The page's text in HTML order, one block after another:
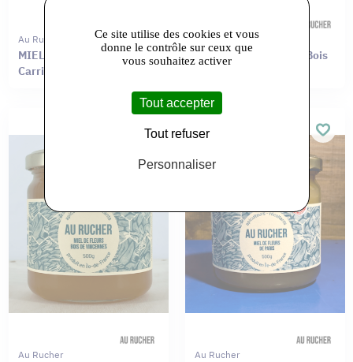
Au Rucher
MIEL DE PRINTEMPS
Carrière des temps perdus
Au Rucher
MIEL DE PRINTEMPS Bois
Au Rucher Au Rucher
Ce site utilise des cookies et vous
donne le contrôle sur ceux que
vous souhaitez activer
Tout accepter
Tout refuser
Personnaliser